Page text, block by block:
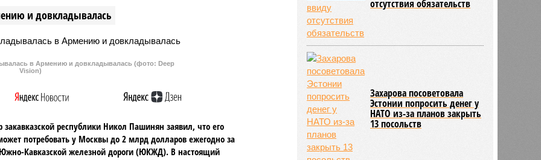
к диверсиям на
и довкладывалась
в Армению и довкладывалась (фото: Deep
Vision)
закавказской республики Никол Пашинян заявил, что его
потребовать у Москвы до 2 млрд долларов ежегодно за
Кавказской железной дороги (ЮКЖД). В настоящий
отсутствия обязательств
Захарова посоветовала
Эстонии попросить денег у
НАТО из-за планов закрыть
13 посольств